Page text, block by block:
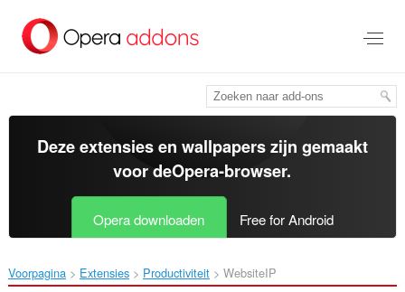
tekst
springen
Deze extensies en wallpapers zijn gemaakt
voor deOpera-browser.
Opera downloaden Free for Android
Voorpagina Extensies Productiviteit WebsiteIP‎